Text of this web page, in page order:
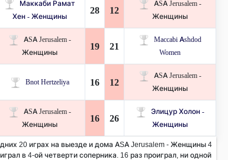
Маккаби Рамат
Хен - Женщины
28 12
ASA Jerusalem -
Женщины
ASA Jerusalem -
Женщины
19 21
Maccabi Ashdod
Women
Bnot Hertzeliya 16 12
ASA Jerusalem -
Женщины
ASA Jerusalem -
Женщины
16 26
Элицур Холон -
Женщины
20 играх на выезде и дома ASA Jerusalem - Женщины 4
в 4-ой четверти соперника. 16 раз проиграл, ни одной